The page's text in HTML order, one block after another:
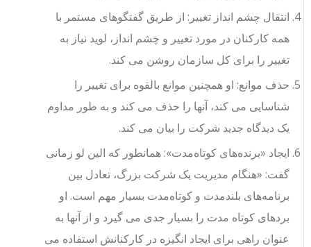
انتقال چشم انداز تغییر: از طریق گفتگوهای مستمر با
همه کارکنان در مورد تغییر و چشم انداز، لوید نیاز به
تغییر را برای کل سازمان روشن می کند.
حذف موانع: او همچنین موانع بالقوه برای تغییر را
شناسایی می کند، آنها را حذف می کند و به طور مداوم
یک دیدگاه جدید شرکت را بیان می کند.
ایجاد «برنده‌های کوتاه‌مدت»: همانطور که الین لو زمانی
گفت: «هنگام مدیریت یک شرکت بزرگ، تعادل بین
برنامه‌های بلندمدت و کوتاه‌مدت بسیار مهم است. او
بردهای کوتاه مدت را بسیار جدی می گیرد و از آنها به
عنوان راهی برای ایجاد انگیزه در کارکنانش استفاده می